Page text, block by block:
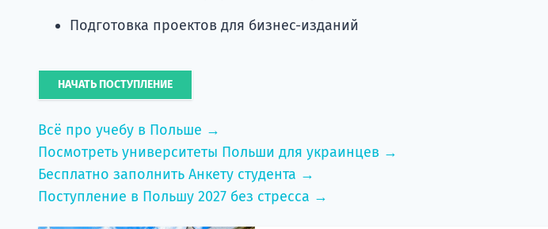
Подготовка проектов для бизнес-изданий
НАЧАТЬ ПОСТУПЛЕНИЕ
Всё про учебу в Польше →
Посмотреть университеты Польши для украинцев →
Бесплатно заполнить Анкету студента →
Поступление в Польшу 2027 без стресса →